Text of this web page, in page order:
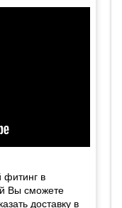
фитинг в
Вы сможете
доставку в